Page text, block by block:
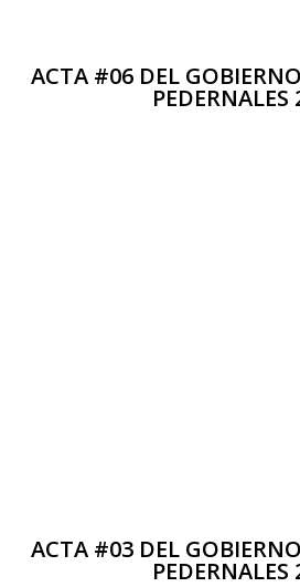
ACTA #06 DEL
PEDERNALES
ACTA #03 DEL
PEDERNALES